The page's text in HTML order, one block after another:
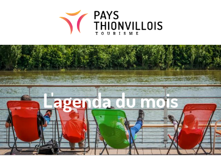
L'agenda du mois